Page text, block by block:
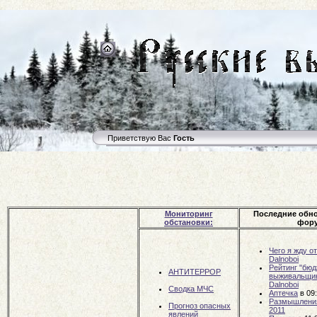
Приветствую ВасГость
Мониторинг
обстановки:
Последние
АНТИТЕРРОР
Сводка МЧС
Прогноз опасных
явлений
Чего я жду
Dalnoboi
Рейтинг
Dalnoboi
Аптечка в
2011